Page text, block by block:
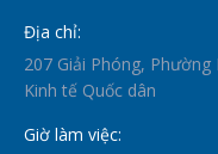
Địa chỉ:
207 Giải Phóng,
Kinh tế Quốc dân
Giờ làm việc: